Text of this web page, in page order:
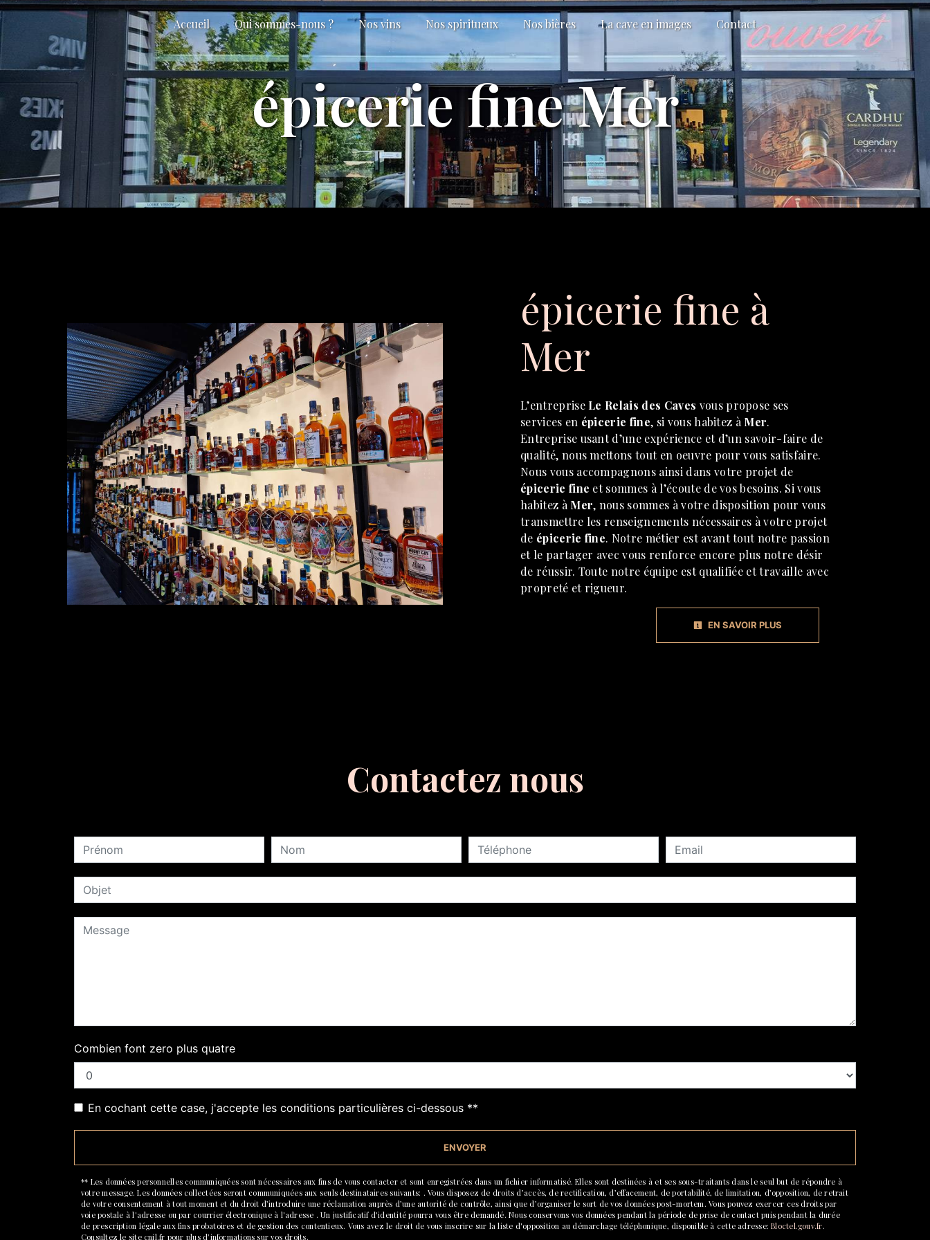
Accueil Qui sommes-nous ? Nos vins Nos spiritueux Nos bières La cave en images Contact
épicerie fine Mer
épicerie fine à
Mer
L’entreprise Le Relais des Caves vous propose ses
services en épicerie fine, si vous habitez à Mer.
Entreprise usant d’une expérience et d’un savoir-faire de
qualité, nous mettons tout en oeuvre pour vous satisfaire.
Nous vous accompagnons ainsi dans votre projet de
épicerie fine et sommes à l’écoute de vos besoins. Si vous
habitez à Mer, nous sommes à votre disposition pour vous
transmettre les renseignements nécessaires à votre projet
de épicerie fine. Notre métier est avant tout notre passion
et le partager avec vous renforce encore plus notre désir
de réussir. Toute notre équipe est qualifiée et travaille avec
propreté et rigueur.
EN SAVOIR PLUS
Contactez nous
Combien font zero plus quatre
En cochant cette case, j'accepte les conditions particulières ci-dessous **
ENVOYER
** Les données personnelles communiquées sont nécessaires aux fins de vous contacter et sont enregistrées dans un fichier informatisé. Elles sont destinées à et ses sous-traitants dans le seul but de répondre à
votre message. Les données collectées seront communiquées aux seuls destinataires suivants: . Vous disposez de droits d’accès, de rectification, d’effacement, de portabilité, de limitation, d’opposition, de retrait
de votre consentement à tout moment et du droit d’introduire une réclamation auprès d’une autorité de contrôle, ainsi que d’organiser le sort de vos données post-mortem. Vous pouvez exercer ces droits par
voie postale à l'adresse ou par courrier électronique à l'adresse . Un justificatif d'identité pourra vous être demandé. Nous conservons vos données pendant la période de prise de contact puis pendant la durée
de prescription légale aux fins probatoires et de gestion des contentieux. Vous avez le droit de vous inscrire sur la liste d'opposition au démarchage téléphonique, disponible à cette adresse:Bloctel.gouv.fr.
Consultez le site cnil.fr pour plus d’informations sur vos droits.
Panneau de gestion des cookies